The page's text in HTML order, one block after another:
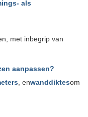
als
met inbegrip van
aanpassen?
, enwanddiktesom